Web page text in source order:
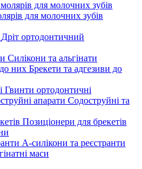
для молочних зубів
Дріт ортодонтичний
Силікони та альгінати
Брекети та адгезиви до
Гвинти ортодонтичні
Содоструйні та
Позиціонери для брекетів
А-силікони та реєстранти
маси